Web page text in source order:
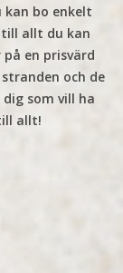
bo enkelt
allt du kan
en prisvärd
och de
som vill ha
allt!